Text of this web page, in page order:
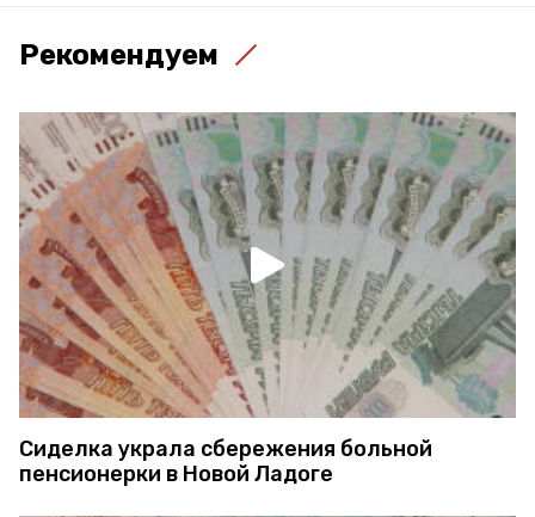
Рекомендуем
Сиделка украла сбережения больной
пенсионерки в Новой Ладоге